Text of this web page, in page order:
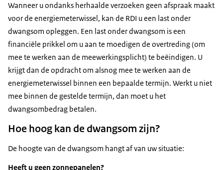
Wanneer u ondanks herhaalde verzoeken geen afspraak maakt
voor de energiemeterwissel, kan de RDI u een last onder
dwangsom opleggen. Een last onder dwangsom is een
financiële prikkel om u aan te moedigen de overtreding (om
mee te werken aan de meewerkingsplicht) te beëindigen. U
krijgt dan de opdracht om alsnog mee te werken aan de
energiemeterwissel binnen een bepaalde termijn. Werkt u niet
mee binnen de gestelde termijn, dan moet u het
dwangsombedrag betalen.
Hoe hoog kan de dwangsom zijn?
De hoogte van de dwangsom hangt af van uw situatie:
Heeft u geen zonnepanelen?